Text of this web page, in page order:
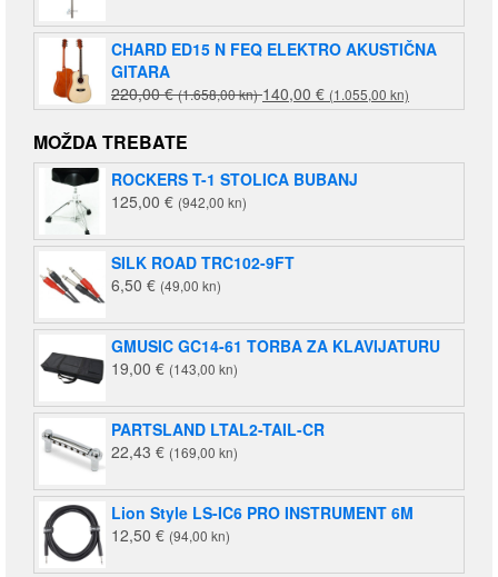
CHARD ED15 N FEQ ELEKTRO AKUSTIČNA
GITARA
220,00€ (1.658,00 kn)Izvorna
cijena
je:
220,00 €
140,00 € (1.055,00 kn)
cijena
140,00 €
MOŽDA TREBATE
ROCKERS T-1 STOLICA BUBANJ
125,00 € (942,00 kn)
SILK ROAD TRC102-9FT
6,50 € (49,00 kn)
GMUSIC GC14-61 TORBA ZA KLAVIJATURU
19,00 € (143,00 kn)
PARTSLAND LTAL2-TAIL-CR
22,43 € (169,00 kn)
Lion Style LS-IC6 PRO INSTRUMENT 6M
12,50 € (94,00 kn)